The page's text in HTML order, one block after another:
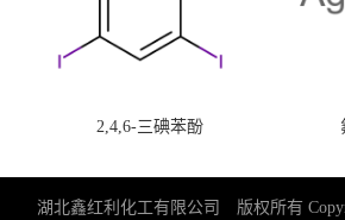
2,4,6-三碘苯酚
湖北鑫红利化工有限公司 版权所有